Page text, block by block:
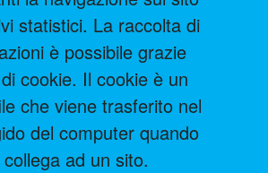
statistici. La raccolta di
è possibile grazie
di cookie. Il cookie è un
che viene trasferito nel
del computer quando
ad un sito.